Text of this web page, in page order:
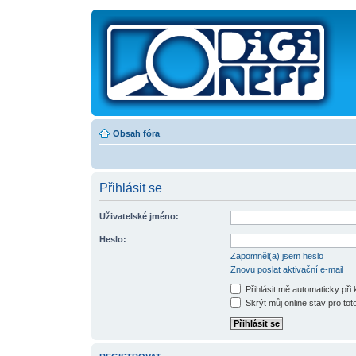
Obsah fóra
Přihlásit se
Uživatelské jméno:
Heslo:
Zapomněl(a) jsem heslo
Znovu poslat aktivační e-mail
Přihlásit mě automaticky při
Skrýt můj online stav pro